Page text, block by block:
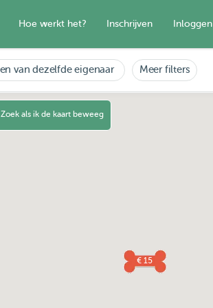
Hoe werkt het? Inschrijven Inloggen
van dezelfde eigenaar Meer filters
€ 15
Zoek als ik de kaart beweeg